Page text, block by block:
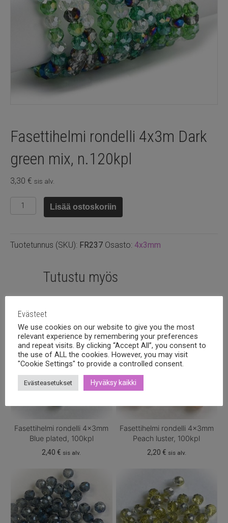
Fasettihelmi rondelli 4x3m Dark
green mix, n.120kpl
3,30 € sis alv.
Fasettihelmi
rondelli
green
Lisää ostoskoriin
Tuotetunnus (SKU): FR237 Osasto: 4x3mm
Tutustu myös
Fasettihelmi rondelli 4x3mm
Blue plated, 100kpl
2,40€ sis alv.
Fasettihelmi rondelli 4x3mm
Peach luster, 100kpl
2,20 € sis alv.
Evästeet
We use cookies on our website to give you the most
relevant experience by remembering your preferences
and repeat visits. By clicking “Accept All”, you consent to
the use of ALL the cookies. However, you may visit
"Cookie Settings" to provide a controlled consent.
Evästeasetukset Hyväksy kaikki